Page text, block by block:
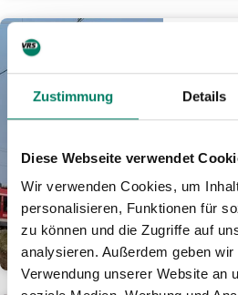
Zustimmung Details
Diese Webseite verwendet
Wir verwenden Cookies, um
personalisieren, Funktionen für
zu können und die Zugriffe auf
analysieren. Außerdem geben
Verwendung unserer Website an
Köln
plant
Arbeiten
für
auf